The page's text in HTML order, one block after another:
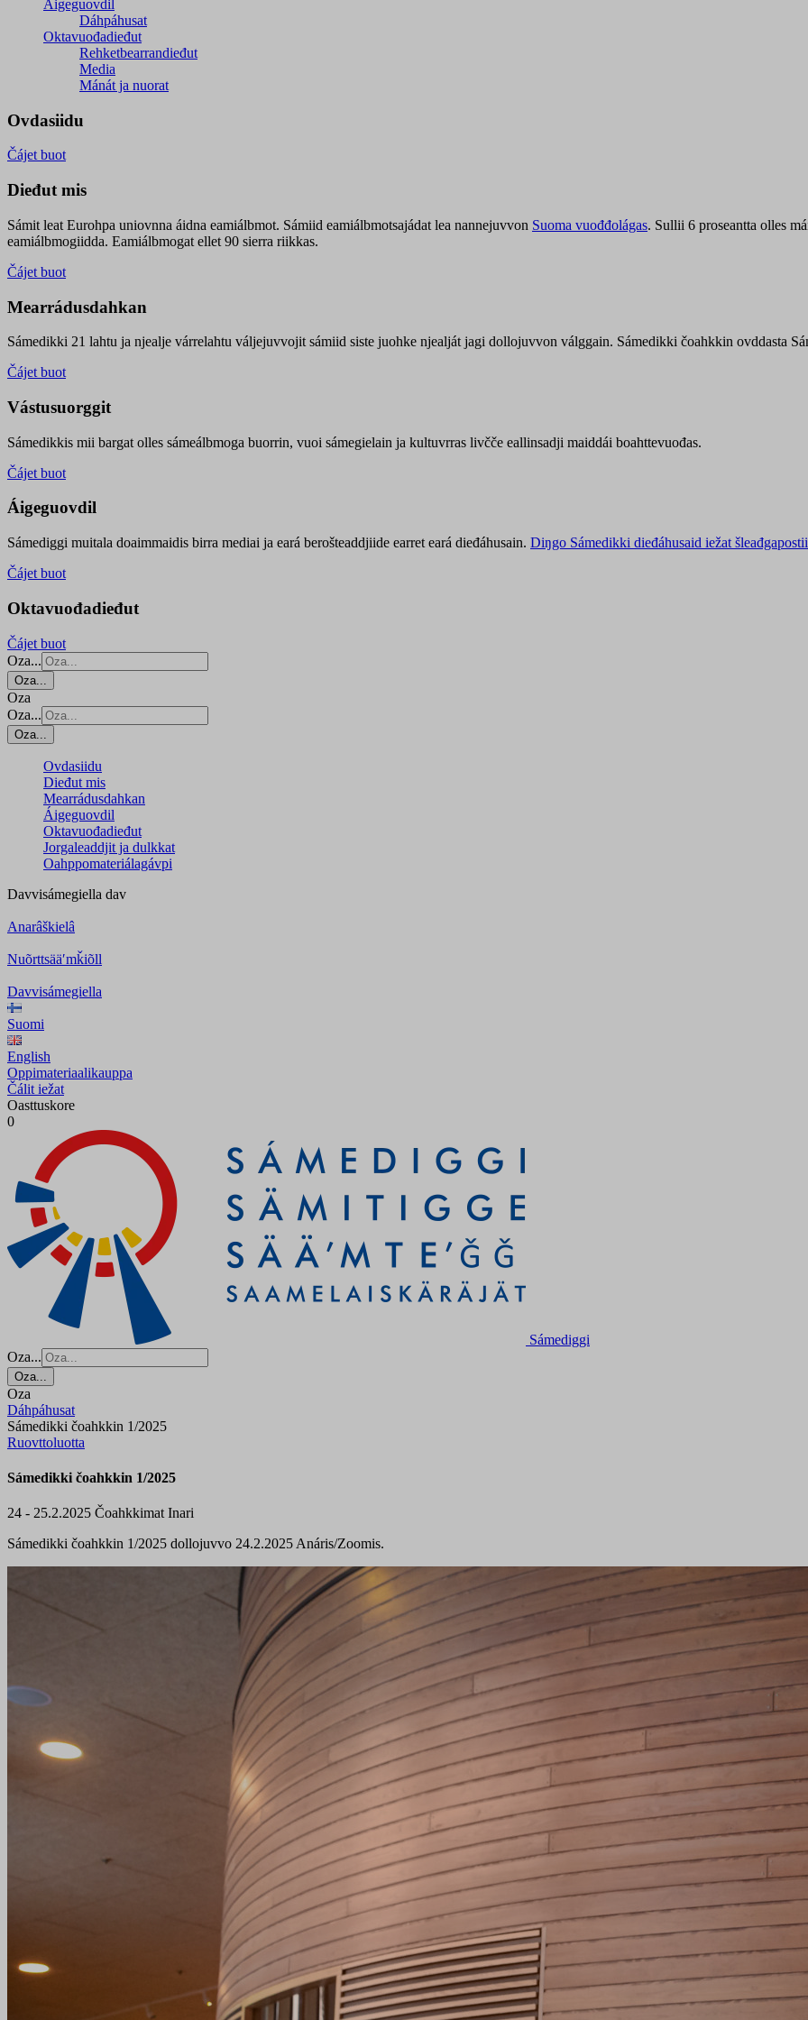
Áigeguovdil
Dáhpáhusat
Oktavuođadieđut
Rehketbearrandieđut
Media
Mánát ja nuorat
Ovdasiidu
Čájet buot
Dieđut mis
Sámit leat Eurohpa uniovnna áidna eamiálbmot. Sámiid eamiálbmotsajádat lea nannejuvvon Suoma vuođđolágas. Sullii 6 proseantta olles
eamiálbmogiidda. Eamiálbmogat ellet 90 sierra riikkas.
Čájet buot
Mearrádusdahkan
Sámedikki 21 lahtu ja njealje várrelahtu váljejuvvojit sámiid siste juohke njealját jagi dollojuvvon válggain. Sámedikki čoahkkin ovddasta
Čájet buot
Vástusuorggit
Sámedikkis mii bargat olles sámeálbmoga buorrin, vuoi sámegielain ja kultuvrras livčče eallinsadji maiddái boahttevuođas.
Čájet buot
Áigeguovdil
Sámediggi muitala doaimmaidis birra mediai ja eará berošteaddjiide earret eará dieđáhusain. Diŋgo Sámedikki dieđáhusaid iežat šleađgapostii
Čájet buot
Oktavuođadieđut
Čájet buot
Oza...
Oza...
Oza
Oza...
Oza...
Ovdasiidu
Dieđut mis
Mearrádusdahkan
Áigeguovdil
Oktavuođadieđut
Jorgaleaddjit ja dulkkat
Oahppomateriálagávpi
Davvisámegiella dav
Anarâškielâ
Nuõrttsääʹmǩiõll
Davvisámegiella
Suomi
English
Oppimateriaalikauppa
Čálit iežat
Oasttuskore
0
Sámediggi
Oza...
Oza...
Oza
Dáhpáhusat
Sámedikki čoahkkin 1/2025
Ruovttoluotta
Sámedikki čoahkkin 1/2025
24 - 25.2.2025 Čoahkkimat Inari
Sámedikki čoahkkin 1/2025 dollojuvvo 24.2.2025 Anáris/Zoomis.